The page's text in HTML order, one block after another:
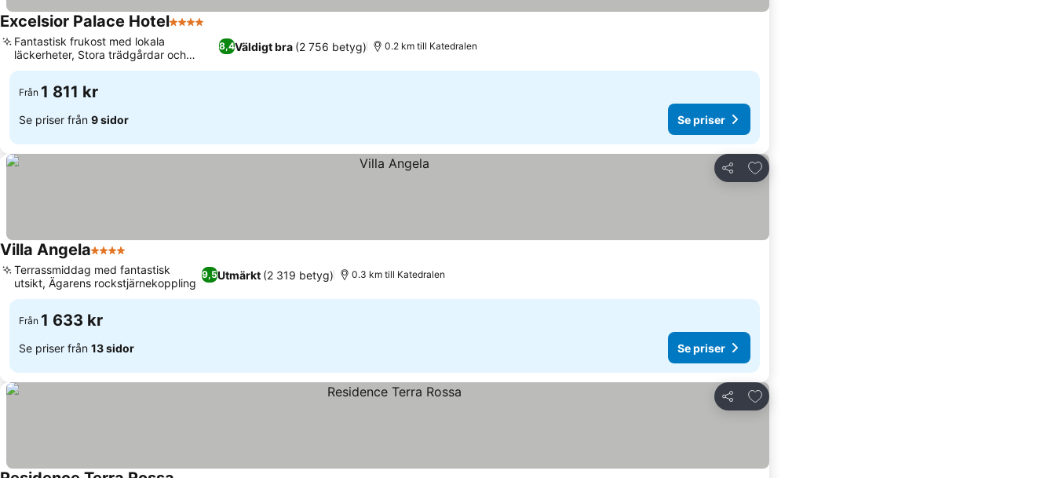
Excelsior Palace Hotel4 Stjärnor
8,4Väldigt bra (2 756 betyg)
Fantastisk frukost med lokala
läckerheter, Stora trädgårdar och
klippkantspool
0.2 km till Katedralen
Från 1 811 kr
Se priser från 9 sidor Se priser
Dela
Lägg till i Mina Favoriter
Villa Angela4 Stjärnor
9,5Utmärkt (2 319 betyg)
Terrassmiddag med fantastisk
utsikt, Ägarens rockstjärnekoppling
0.3 km till Katedralen
Från 1 633 kr
Se priser från 13 sidor Se priser
Dela
Lägg till i Mina Favoriter